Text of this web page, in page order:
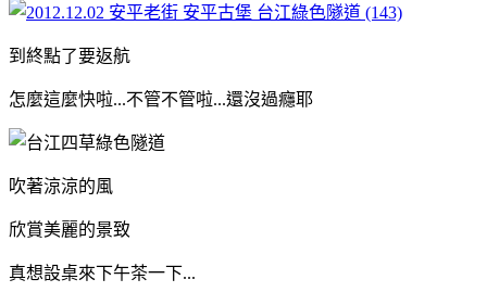
到終點了要返航
怎麼這麼快啦...不管不管啦...還沒過癮耶
吹著涼涼的風
欣賞美麗的景致
真想設桌來下午茶一下...